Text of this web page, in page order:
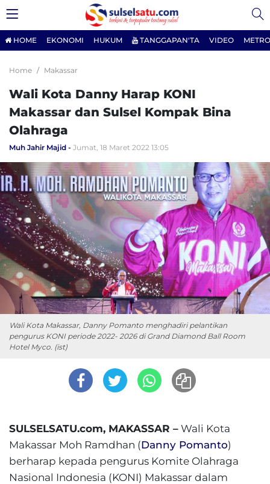
HOME EKONOMI HUKUM TANGGAPAN'TA VIDEO
Home Makassar
Wali Kota Danny Harap KONI
Makassar dan Sulsel Kompak Bina
Olahraga
Muh Jahir Majid Jumat, 18 Maret 2022 13:05
Wali Kota Makassar, Danny Pomanto menghadiri pelantikan
pengurus KONI periode 2022- 2026 di Grand Diamond Ball Room
Hotel Myco. (ist)
SULSELSATU.com, MAKASSAR – Wali Kota
Makassar Moh Ramdhan (Danny Pomanto)
berharap kepada pengurus Komite Olahraga
Nasional Indonesia (KONI) Makassar dalam